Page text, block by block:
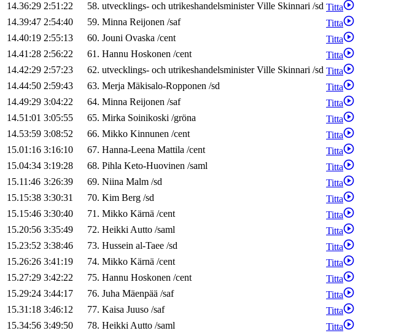
14.36:29 2:51:22 58. utvecklings- och utrikeshandelsminister Ville Skinnari /sd Titta
14.39:47 2:54:40 59. Minna Reijonen /saf
Titta
14.40:19 2:55:13 60. Jouni Ovaska /cent
Titta
14.41:28 2:56:22 61. Hannu Hoskonen /cent
Titta
14.42:29 2:57:23 62. utvecklings- och utrikeshandelsminister Ville Skinnari /sd Titta
14.44:50 2:59:43 63. Merja Mäkisalo-Ropponen /sd
Titta
14.49:29 3:04:22 64. Minna Reijonen /saf
Titta
14.51:01 3:05:55 65. Mirka Soinikoski /gröna
Titta
14.53:59 3:08:52 66. Mikko Kinnunen /cent
Titta
15.01:16 3:16:10 67. Hanna-Leena Mattila /cent
Titta
15.04:34 3:19:28 68. Pihla Keto-Huovinen /saml
Titta
15.11:46 3:26:39 69. Niina Malm /sd
Titta
15.15:38 3:30:31 70. Kim Berg /sd
Titta
15.15:46 3:30:40 71. Mikko Kärnä /cent
Titta
15.20:56 3:35:49 72. HeikkiAutto /saml
Titta
15.23:52 3:38:46 73. Hussein al-Taee /sd
Titta
15.26:26 3:41:19 74. Mikko Kärnä /cent
Titta
15.27:29 3:42:22 75. Hannu Hoskonen /cent
Titta
15.29:24 3:44:17 76. Juha Mäenpää /saf
Titta
15.31:18 3:46:12 77. Kaisa Juuso /saf
Titta
15.34:56 3:49:50 78. HeikkiAutto /saml
Titta